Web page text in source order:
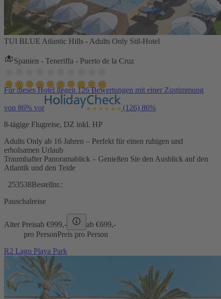
TUI BLUE Atlantic Hills - Adults Only Stil-Hotel
Spanien - Teneriffa - Puerto de la Cruz
Für dieses Hotel liegen 126 Bewertungen mit einer Zustimmung
von 86% vor (126) 86%
8-tägige Flugreise, DZ inkl. HP
Adults Only ab 16 Jahren – Perfekt für einen ruhigen und
erholsamen Urlaub
Traumhafter Panoramablick – Genießen Sie den Ausblick auf den
Atlantik und den Teide
253538Bestellnr.:
Pauschalreise
Alter Preisab €999,- ab €699,-
pro PersonPreis pro Person
R2 Lago Playa Park